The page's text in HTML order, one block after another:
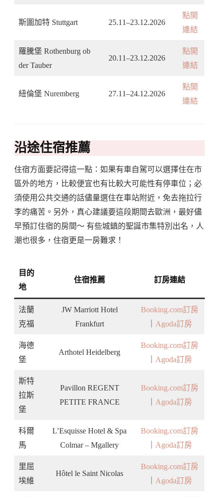
斯圖加特 Stuttgart 25.11–23.12.2026
點開
連結
羅騰堡 Rothenburg ob
der Tauber
20.11–23.12.2026
點開
連結
紐倫堡 Nuremberg 27.11–24.12.2026
點開
連結
沿途住宿推薦
住宿方面要記得這一點：如果有車自駕可以選擇住在市
區外的地方，比較便宜也有比較大可能性有停車位；必
須使用公共交通的話儘量選住在車站附近，免去拖拉行
李的痛苦。另外，真心建議要這段期間去歐洲，最好儘
早預訂住宿的房間～ 有些城鎮的聖誕市集特別出名，人
潮也很多，住宿更是一房難求！
目的
地
住宿推薦 訂房連結
法蘭
克福
JW Marriott Hotel
Frankfurt
Booking.com訂房
Agoda訂房
海德
堡
Arthotel Heidelberg
Booking.com訂房
Agoda訂房
斯特
拉斯
堡
Pavillon REGENT
PETITE FRANCE
Booking.com訂房
Agoda訂房
科爾
馬
L’Esquisse Hotel & Spa
Colmar – Mgallery
Booking.com訂房
Agoda訂房
里屈
埃維
Hôtel le Saint Nicolas
Booking.com訂房
Agoda訂房